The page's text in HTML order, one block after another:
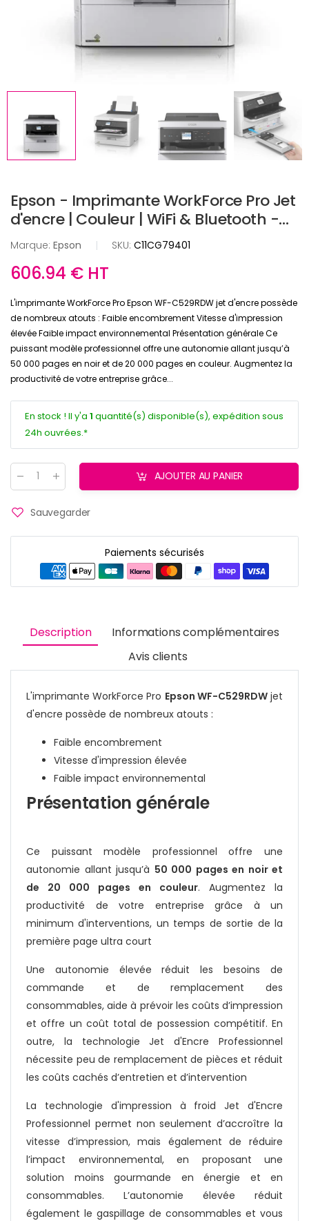
Epson - Imprimante WorkForce Pro Jet
d'encre | Couleur | WiFi & Bluetooth -
WF-C529RDW
Marque: Epson | SKU: C11CG79401
606.94 € HT
L'imprimante WorkForce Pro Epson WF-C529RDW jet d'encre possède
de nombreux atouts : Faible encombrement Vitesse d'impression
élevée Faible impact environnemental Présentation générale Ce
puissant modèle professionnel offre une autonomie allant jusqu’à
50 000 pages en noir et de 20 000 pages en couleur. Augmentez la
productivité de votre entreprise grâce...
En stock ! Il y'a 1 quantité(s) disponible(s), expédition sous
24h ouvrées.*
Quantité
AJOUTER AU PANIER
Sauvegarder
Paiements sécurisés
Description
Informations complémentaires
Avis clients
L'imprimante WorkForce Pro Epson WF-C529RDWjet
d'encre possède de nombreux atouts :
Faible encombrement
Vitesse d'impression élevée
Faible impact environnemental
Présentation générale
Ce puissant modèle professionnel offre une
autonomie allant jusqu’à 50 000 pages en noir et
de 20 000 pages en couleur. Augmentez la
productivité de votre entreprise grâce à un
minimum d'interventions, un temps de sortie de la
première page ultra court
Une autonomie élevée réduit les besoins de
commande et de remplacement des
consommables, aide à prévoir les coûts d’impression
et offre un coût total de possession compétitif. En
outre, la technologie Jet d'Encre Professionnel
nécessite peu de remplacement de pièces et réduit
les coûts cachés d’entretien et d’intervention
La technologie d'impression à froid Jet d'Encre
Professionnel permet non seulement d’accroître la
vitesse d’impression, mais également de réduire
l’impact environnemental, en proposant une
solution moins gourmande en énergie et en
consommables. L’autonomie élevée réduit
également le gaspillage de consommables et vous